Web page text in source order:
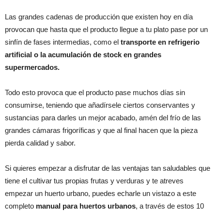
Las grandes cadenas de producción que existen hoy en día
provocan que hasta que el producto llegue a tu plato pase por un
sinfín de fases intermedias, como el transporte en refrigerio
artificial o la acumulación de stock en grandes
supermercados.
Todo esto provoca que el producto pase muchos días sin
consumirse, teniendo que añadírsele ciertos conservantes y
sustancias para darles un mejor acabado, amén del frío de las
grandes cámaras frigoríficas y que al final hacen que la pieza
pierda calidad y sabor.
Si quieres empezar a disfrutar de las ventajas tan saludables que
tiene el cultivar tus propias frutas y verduras y te atreves
empezar un huerto urbano, puedes echarle un vistazo a este
completo manual para huertos urbanos, a través de estos 10